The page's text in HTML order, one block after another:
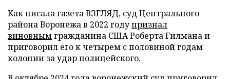
Как писала газета ВЗГЛЯД, суд Центрального
района Воронежа в 2022 годупризнал
виновнымгражданина США Роберта Гилмана и
приговорил его к четырем с половиной годам
колонии за удар полицейского.